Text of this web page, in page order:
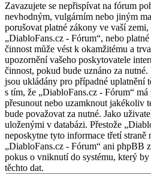
Zavazujete se nepřispívat na fórum
nevhodným, vulgárním nebo jiným
porušovat platné zákony ve vaší
„DiabloFans.cz - Fórum“, nebo
činnost může vést k okamžitému a
upozornění vašeho poskytovatele
činnost, pokud bude uznáno za
jsou ukládány pro případné uplatnění
s tím, že „DiabloFans.cz - Fórum“
přesunout nebo uzamknout jakékoliv
bude považovat za nutné. Jako
uloženými v databázi. Přestože
neposkytne tyto informace třetí straně
„DiabloFans.cz - Fórum“ ani phpBB
pokus o vniknutí do systému, který
těchto dat.